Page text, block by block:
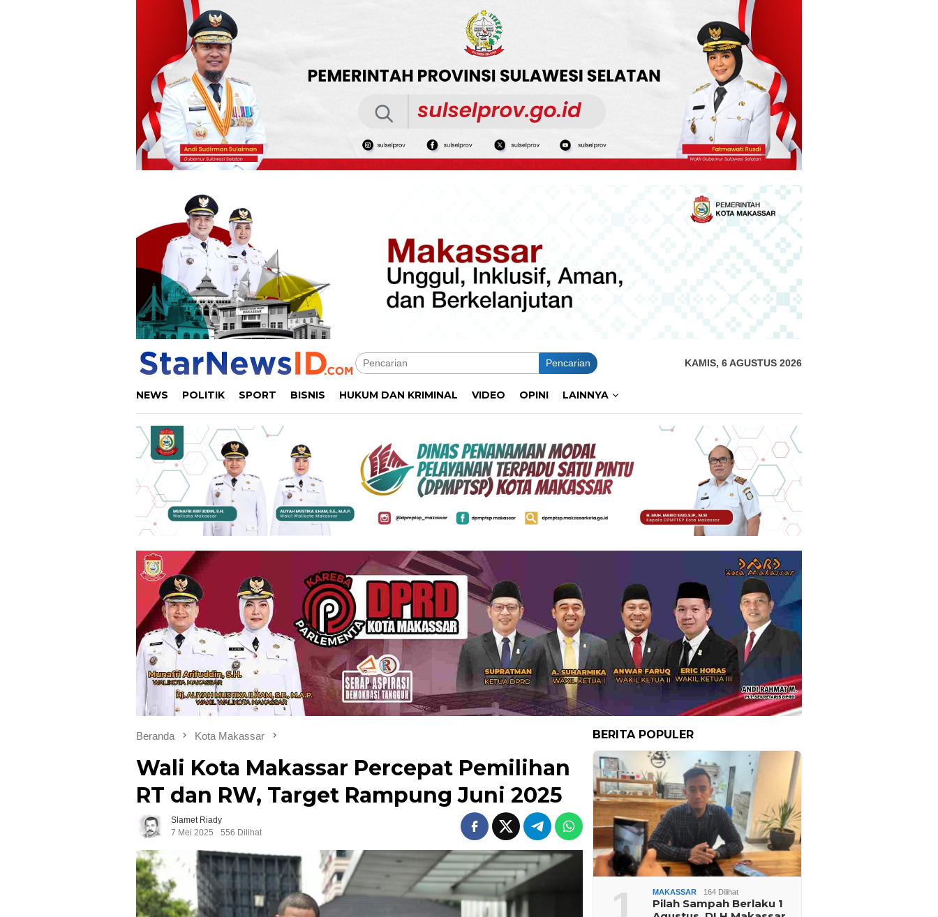
Pencarian KAMIS, 6 AGUSTUS 2026
NEWS POLITIK SPORT BISNIS HUKUM DAN KRIMINAL VIDEO OPINI LAINNYA
Beranda Kota Makassar
Wali Kota Makassar Percepat Pemilihan
RT dan RW, Target Rampung Juni 2025
Slamet Riady
7 Mei 2025
556 Dilihat
BERITA POPULER
1 MAKASSAR 164 Dilihat
Pilah Sampah Berlaku 1